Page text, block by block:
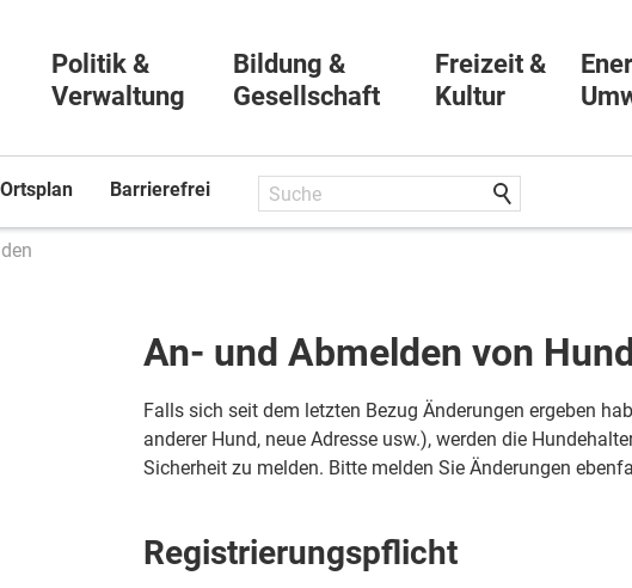
Ortsplan Barrierefrei
Politik &
Verwaltung
Bildung &
Gesellschaft
Freizeit &
Kultur
An- und Abmelden von
Falls sich seit dem letzten Bezug Änderungen ergeben
anderer Hund, neue Adresse usw.), werden die
Sicherheit zu melden. Bitte melden Sie Änderungen
Registrierungspflicht